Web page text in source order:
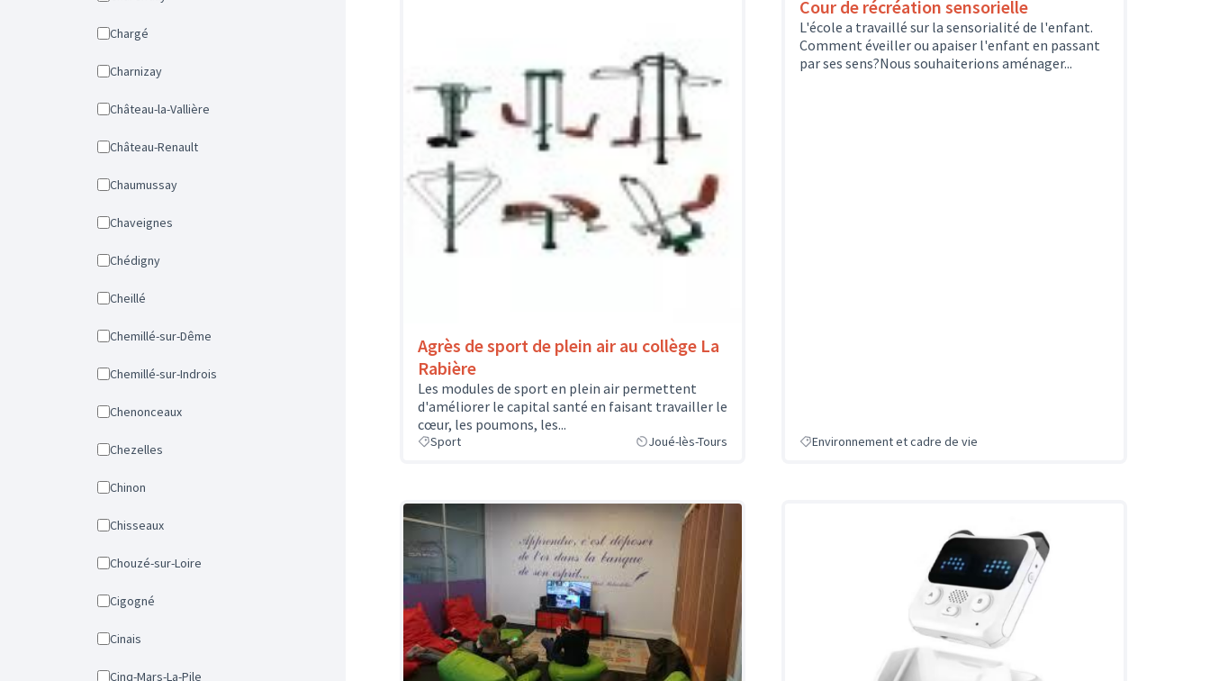
Chargé
Charnizay
Château-la-Vallière
Château-Renault
Chaumussay
Chaveignes
Chédigny
Cheillé
Chemillé-sur-Dême
Chemillé-sur-Indrois
Chenonceaux
Chezelles
Chinon
Chisseaux
Chouzé-sur-Loire
Cigogné
Cinais
Cinq-Mars-La-Pile
Agrès de sport de plein air au collège La
Rabière
Les modules de sport en plein air permettent
d'améliorer le capital santé en faisant travailler le
cœur, les poumons, les...
Sport Joué-lès-Tours
Cour de récréation sensorielle
L'école a travaillé sur la sensorialité de l'enfant.
Comment éveiller ou apaiser l'enfant en passant
par ses sens?Nous souhaiterions aménager...
Environnement et cadre de vie